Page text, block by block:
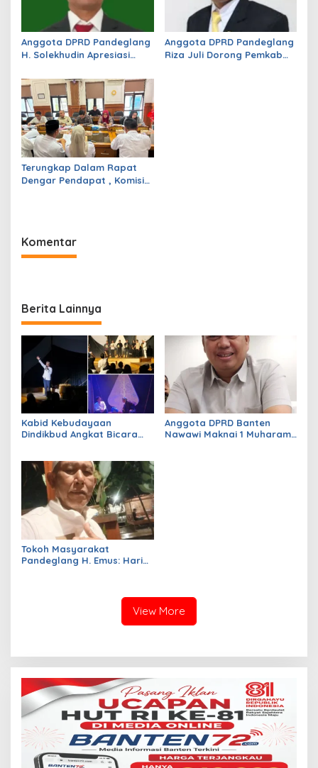
Anggota DPRD Pandeglang
H. Solekhudin Apresiasi
Madrasah Aliyah dari
Gubernur Banten Andra
Soni
Anggota DPRD Pandeglang
Riza Juli Dorong Pemkab
Terungkap Dalam Rapat
Dengar Pendapat , Komisi
Miliar
Komentar
Berita Lainnya
Kabid Kebudayaan
Dindikbud Angkat Bicara
Menghidupkan Kembali
Sejarah dan Budaya di
Bumi Banten
Anggota DPRD Banten
Nawawi Maknai 1 Muharam
Tokoh Masyarakat
Pandeglang H. Emus: Hari
View More